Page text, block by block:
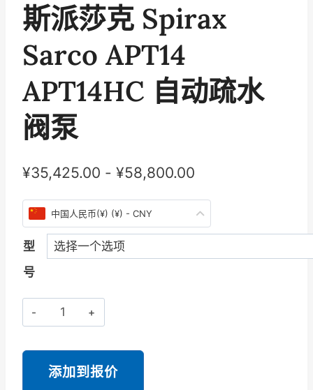
斯派莎克 Spirax
Sarco APT14
APT14HC 自动疏水
阀泵
¥35,425.00 - ¥58,800.00
中国人民币(¥) (¥) - CNY
型
号
派
克
Spirax
添加到报价